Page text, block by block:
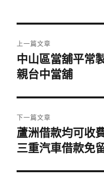
章
導
覽
上一篇文章
上
一
文
章:
中山區當舖平常
親台中當舖
下一篇文章
下
一
文
蘆洲借款均可收
三重汽車借款免